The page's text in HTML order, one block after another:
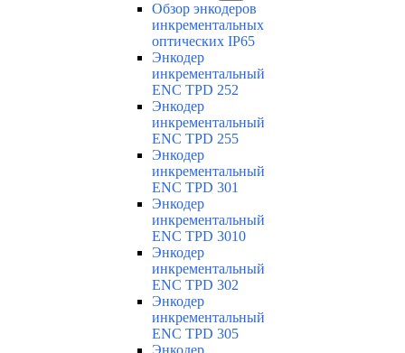
Обзор энкодеров
инкрементальных
оптических IP65
Энкодер
инкрементальный
ENC TPD 252
Энкодер
инкрементальный
ENC TPD 255
Энкодер
инкрементальный
ENC TPD 301
Энкодер
инкрементальный
ENC TPD 3010
Энкодер
инкрементальный
ENC TPD 302
Энкодер
инкрементальный
ENC TPD 305